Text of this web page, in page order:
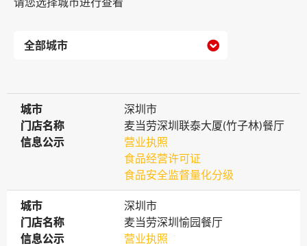

城市
城市
深圳市
门店名称
门店名称
麦当劳深圳联泰大厦(竹子林)餐厅
信息公示
信息公示
营业执照
食品经营许可证
食品安全监督量化分级
城市
城市
深圳市
门店名称
门店名称
麦当劳深圳愉园餐厅
信息公示
信息公示
营业执照